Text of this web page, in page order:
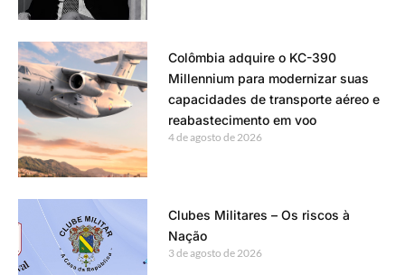
Colômbia adquire o KC-390
Millennium para modernizar suas
capacidades de transporte aéreo e
reabastecimento em voo
4 de agosto de 2026
Clubes Militares – Os riscos à
Nação
3 de agosto de 2026